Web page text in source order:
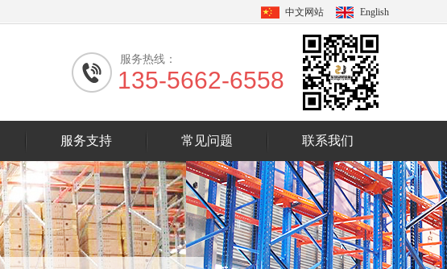
中文网站 English
服务热线：
135-5662-6558
服务支持 常见问题 联系我们